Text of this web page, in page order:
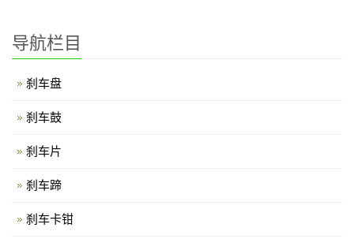
导航栏目
刹车盘
刹车鼓
刹车片
刹车蹄
刹车卡钳